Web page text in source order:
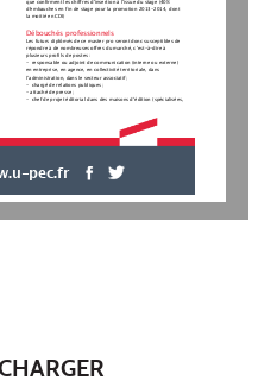
que confirment les chiffres d'insertion à l'issue du stage (40%
d'embauches en fin de stage pour la promotion 2013-2014, dont
la moitié en CDI)
Débouchés professionnels
Les futurs diplômés de ce master pro seront donc susceptibles de
répondre à de nombreuses offres du marché, c’est-à-dire à
plusieurs profils de postes :
-  responsable ou adjoint de communication (interne ou externe)
en entreprise, en agence, en collectivité territoriale, dans
l’administration, dans le secteur associatif ;
-  chargé de relations publiques ;
- attaché de presse ;
-  chef de projet éditorial dans des maisons d’édition (spécialisées,
pec.fr